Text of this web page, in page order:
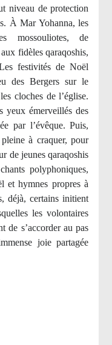
niveau de protection
À Mar Yohanna, les
mossouliotes, de
fidèles qaraqoshis,
festivités de Noël
des Bergers sur le
cloches de l’église.
yeux émerveillés des
par l’évêque. Puis,
à craquer, pour
de jeunes qaraqoshis
polyphoniques,
et hymnes propres à
déjà, certains initient
les volontaires
de s’accorder au pas
joie partagée